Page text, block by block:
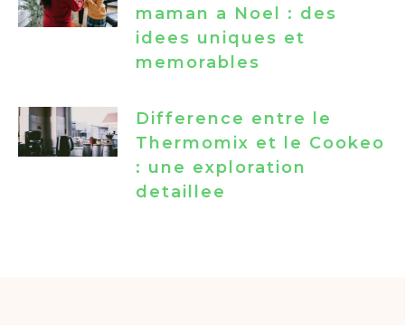
maman a Noel : des
idees uniques et
memorables
Difference entre le
Thermomix et le Cookeo
: une exploration
detaillee